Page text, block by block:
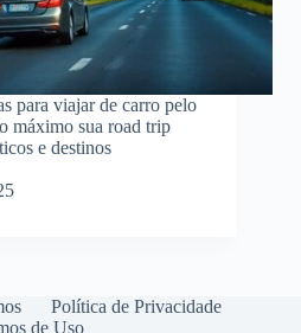
para viajar de carro pelo
máximo sua road trip
e destinos
Política de Privacidade
de Uso